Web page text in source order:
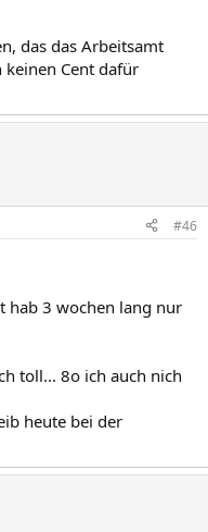
das das Arbeitsamt
keinen Cent dafür
#46
hab 3 wochen lang nur
toll... 8o ich auch nich
heute bei der